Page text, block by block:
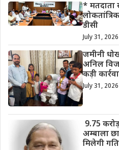
* मतदाता
डीसी
July 31, 2026
जमीनी
अनिल
कड़ी
July 31, 2026
9.75
अम्बाला
मिलेगी